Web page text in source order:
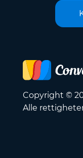
Copyright ©
Alle